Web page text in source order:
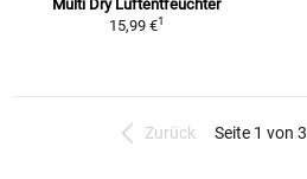
Multi Dry Luftentfeuchter
15,99 €1
Zurück Seite 1 von 3